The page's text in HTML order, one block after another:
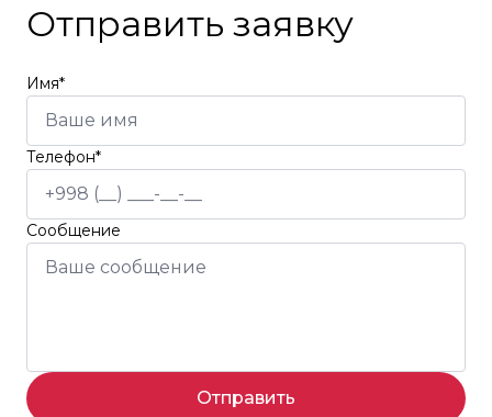
Отправить заявку
Имя*
Телефон*
Сообщение
Отправить